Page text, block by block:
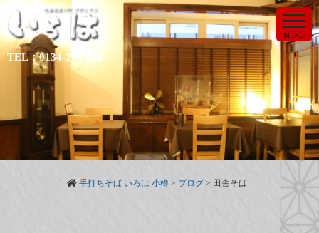
TEL：0134-27-7168
MENU
手打ちそば いろは 小樽 > ブログ > 田舎そば